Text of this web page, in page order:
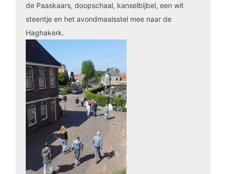
de Paaskaars, doopschaal, kanselbijbel, een wit
steentje en het avondmaalsstel mee naar de
Haghakerk.